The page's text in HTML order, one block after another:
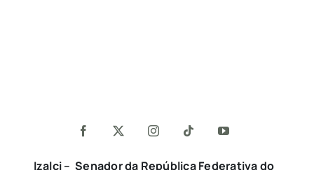
Izalci – Senador da República Federativa do